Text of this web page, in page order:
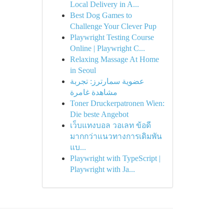
Local Delivery in A...
Best Dog Games to
Challenge Your Clever Pup
Playwright Testing Course
Online | Playwright C...
Relaxing Massage At Home
in Seoul
عضوية سمارترز: تجربة
مشاهدة غامرة
Toner Druckerpatronen Wien:
Die beste Angebot
เว็บแทงบอล วอเลท ข้อดี
มากกว่าแนวทางการเดิมพัน
แบ...
Playwright with TypeScript |
Playwright with Ja...